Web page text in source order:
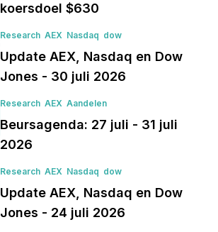
koersdoel $630
Research AEX Nasdaq dow
Update AEX, Nasdaq en Dow
Jones - 30 juli 2026
Research AEX Aandelen
Beursagenda: 27 juli - 31 juli
2026
Research AEX Nasdaq dow
Update AEX, Nasdaq en Dow
Jones - 24 juli 2026